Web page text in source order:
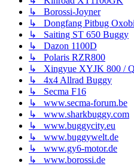
↳ Borossi-Joyner
↳ Dongfang Pitbug
↳ Saiting ST 650 Buggy
↳ Dazon 1100D
↳ Polaris RZR800
↳ Xingyue XYJK 800 /
↳ 4x4 Allrad Buggy
↳ Secma F16
↳ www.secma-forum.be
↳ www.sharkbuggy.com
↳ www.buggycity.eu
↳ www.buggywelt.de
↳ www.gy6-motor.de
↳ www.borossi.de